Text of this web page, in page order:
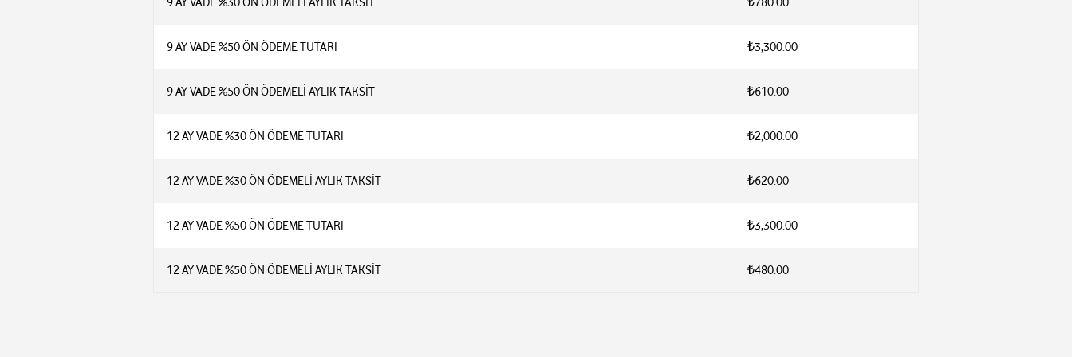
9 AY VADE %50 ÖN ÖDEME TUTARI ₺3,300.00
9 AY VADE %50 ÖN ÖDEMELİ AYLIK TAKSİT ₺610.00
12 AY VADE %30 ÖN ÖDEME TUTARI ₺2,000.00
12 AY VADE %30 ÖN ÖDEMELİ AYLIK TAKSİT ₺620.00
12 AY VADE %50 ÖN ÖDEME TUTARI ₺3,300.00
12 AY VADE %50 ÖN ÖDEMELİ AYLIK TAKSİT ₺480.00